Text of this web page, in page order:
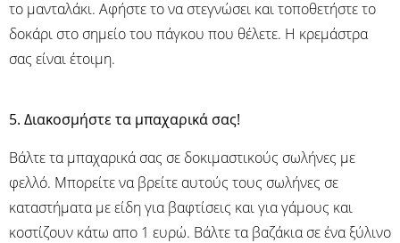
το μανταλάκι. Αφήστε το να στεγνώσει και τοποθετήστε το
δοκάρι στο σημείο του πάγκου που θέλετε. Η κρεμάστρα
σας είναι έτοιμη.
5. Διακοσμήστε τα μπαχαρικά σας!
Βάλτε τα μπαχαρικά σας σε δοκιμαστικούς σωλήνες με
φελλό. Μπορείτε να βρείτε αυτούς τους σωλήνες σε
καταστήματα με είδη για βαφτίσεις και για γάμους και
κοστίζουν κάτω απο 1 ευρώ. Βάλτε τα βαζάκια σε ένα ξύλινο